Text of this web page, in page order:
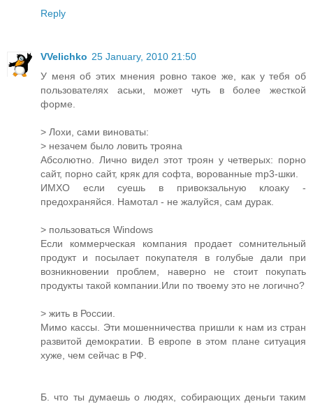
Reply
VVelichko 25 January, 2010 21:50
У меня об этих мнения ровно такое же, как у тебя об
пользователях аськи, может чуть в более жесткой
форме.
> Лохи, сами виноваты:
> незачем было ловить трояна
Абсолютно. Лично видел этот троян у четверых: порно
сайт, порно сайт, кряк для софта, ворованные mp3-шки.
ИМХО если суешь в привокзальную клоаку -
предохраняйся. Намотал - не жалуйся, сам дурак.
> пользоваться Windows
Если коммерческая компания продает сомнительный
продукт и посылает покупателя в голубые дали при
возникновении проблем, наверно не стоит покупать
продукты такой компании.Или по твоему это не логично?
> жить в России.
Мимо кассы. Эти мошенничества пришли к нам из стран
развитой демократии. В европе в этом плане ситуация
хуже, чем сейчас в РФ.
Б. что ты думаешь о людях, собирающих деньги таким